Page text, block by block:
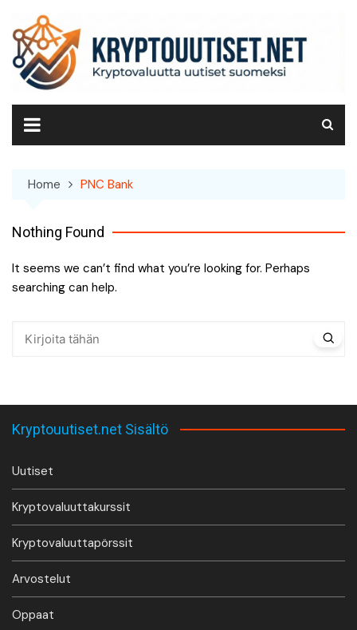
content
Home PNC Bank
Nothing Found
It seems we can’t find what you’re looking for. Perhaps
searching can help.
Kryptouutiset.net Sisältö
Uutiset
Kryptovaluuttakurssit
Kryptovaluuttapörssit
Arvostelut
Oppaat